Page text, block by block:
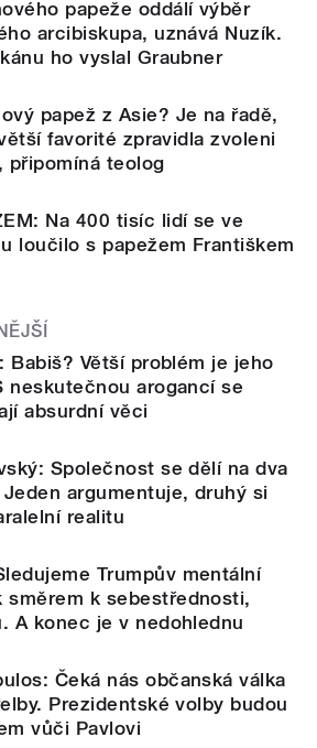
papeže oddálí výběr
arcibiskupa, uznává Nuzík.
ho vyslal Graubner
papež z Asie? Je na řadě,
favorité zpravidla zvoleni
připomíná teolog
Na 400 tisíc lidí se ve
loučilo s papežem Františkem
Babiš? Větší problém je jeho
neskutečnou arogancí se
absurdní věci
Společnost se dělí na dva
Jeden argumentuje, druhý si
realitu
Trumpův mentální
směrem k sebestřednosti,
A konec je v nedohlednu
Čeká nás občanská válka
Prezidentské volby budou
vůči Pavlovi